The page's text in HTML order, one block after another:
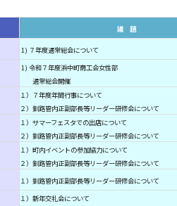
議 題
1) ７年度通常総会について
1) 令和７年度浜中町商工会女性部
通常総会開催
１）７年度年間行事について
２）釧路管内正副部長等リーダー研修会について
１）サマーフェスタでの出店について
２）釧路管内正副部長等リーダー研修会について
１）町内イベントの参加協力について
２）釧路管内正副部長等リーダー研修会について
１）釧路管内正副部長等リーダー研修会について
１）新年交礼会について